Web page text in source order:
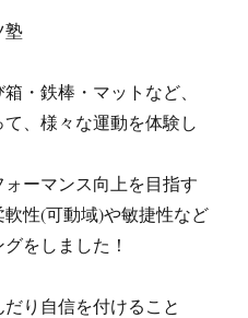
塾
・鉄棒・マットなど、
、様々な運動を体験し
ーマンス向上を目指す
性(可動域)や敏捷性など
をしました！
り自信を付けること